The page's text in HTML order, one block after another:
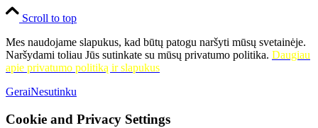
Scroll to top
Mes naudojame slapukus, kad būtų patogu naršyti mūsų svetainėje.
Naršydami toliau Jūs sutinkate su mūsų privatumo politika. Daugiau
apie privatumo politiką ir slapukus
GeraiNesutinku
Cookie and Privacy Settings